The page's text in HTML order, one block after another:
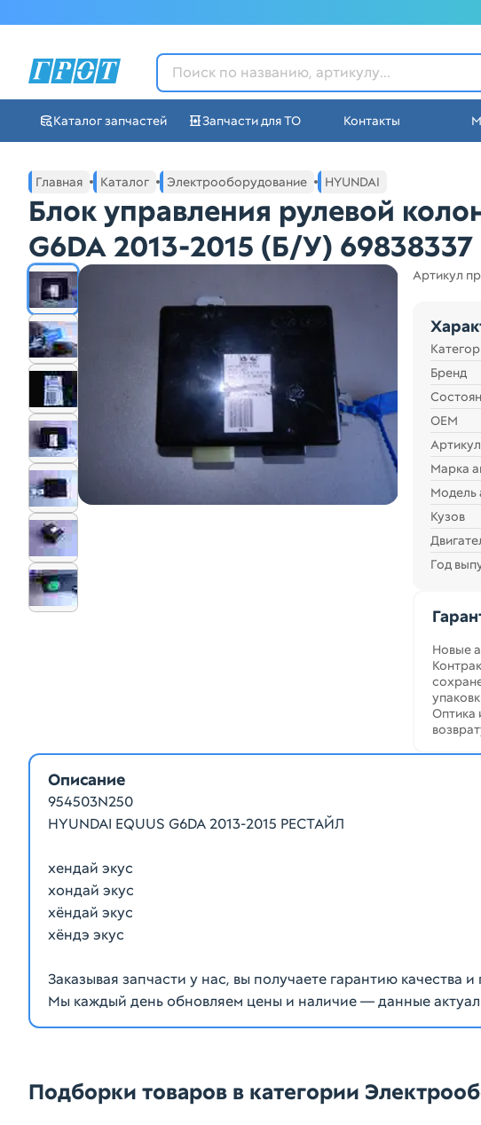
ГРОТ - Автозапчасти в
Каталог запчастей Запчасти для ТО Контакты
Основное меню навигации интернет-магазина автозапчастей в
Главная Каталог Электрооборудование HYUNDAI
Блок управления рулевой
G6DA 2013-2015 (Б/У) 69838337
Артикул
Бренд
ОЕМ
Марка
Модель
Кузов
Год
Новые
Оптика
Описание
954503N250
HYUNDAI EQUUS G6DA 2013-2015 РЕСТАЙЛ
хендай экус
хондай экус
хёндай экус
хёндэ экус
Заказывая запчасти у нас, вы получаете гарантию качества
Мы каждый день обновляем цены и наличие — данные
Подборки товаров в категории